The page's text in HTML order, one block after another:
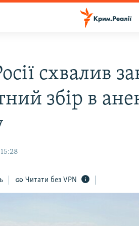
схвалив
збір в
Читати без VPN